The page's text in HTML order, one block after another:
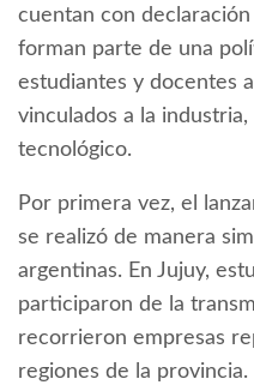
cuentan con
forman parte de una
estudiantes y docentes
vinculados a la
tecnológico.
Por primera vez, el
se realizó de manera
argentinas. En Jujuy,
participaron de la
recorrieron empresas
regiones de la provincia.